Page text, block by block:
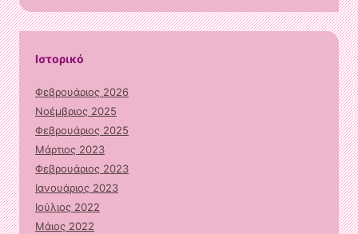
Ιστορικό
Φεβρουάριος 2026
Νοέμβριος 2025
Φεβρουάριος 2025
Μάρτιος 2023
Φεβρουάριος 2023
Ιανουάριος 2023
Ιούλιος 2022
Μάιος 2022